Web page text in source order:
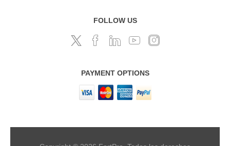
FOLLOW US
PAYMENT OPTIONS